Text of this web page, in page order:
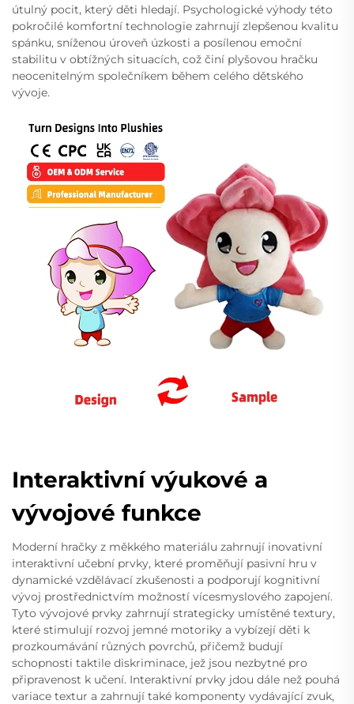
útulný pocit, který děti hledají. Psychologické výhody této
pokročilé komfortní technologie zahrnují zlepšenou kvalitu
spánku, sníženou úroveň úzkosti a posílenou emoční
stabilitu v obtížných situacích, což činí plyšovou hračku
neocenitelným společníkem během celého dětského
vývoje.
Interaktivní výukové a
vývojové funkce
Moderní hračky z měkkého materiálu zahrnují inovativní
interaktivní učební prvky, které proměňují pasivní hru v
dynamické vzdělávací zkušenosti a podporují kognitivní
vývoj prostřednictvím možností vícesmyslového zapojení.
Tyto vývojové prvky zahrnují strategicky umístěné textury,
které stimulují rozvoj jemné motoriky a vybízejí děti k
prozkoumávání různých povrchů, přičemž budují
schopnosti taktile diskriminace, jež jsou nezbytné pro
připravenost k učení. Interaktivní prvky jdou dále než pouhá
variace textur a zahrnují také komponenty vydávající zvuk,